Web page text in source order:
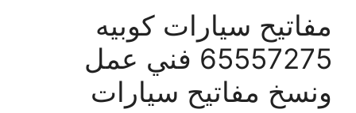
مفاتيح سيارات كوبيه
65557275 فني عمل
ونسخ مفاتيح سيارات